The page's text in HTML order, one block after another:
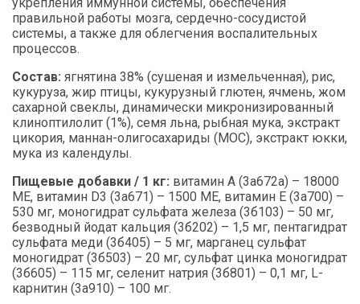
укрепления иммунной системы, обеспечения
правильной работы мозга, сердечно-сосудистой
системы, а также для облегчения воспалительных
процессов.
Состав: ягнятина 38% (сушеная и измельченная), рис,
кукуруза, жир птицы, кукурузный глютен, ячмень, жом
сахарной свеклы, динамически микронизированный
клиноптилолит (1%), семя льнa, рыбная мука, экстракт
цикория, маннан-олигосахариды (МОС), экстракт юкки,
мука из календулы.
Пищевые добавки / 1 кг: витамин A (3a672a) – 18000
ME, витамин D3 (3a671) – 1500 ME, витамин E (3a700) –
530 мг, моногидрат сульфата железа (3б103) – 50 мг,
безводный йодат кальция (3б202) – 1,5 мг, пентагидрат
сульфата меди (3б405) – 5 мг, марганец сульфат
моногидрат (3б503) – 20 мг, сульфат цинка моногидрат
(3б605) – 115 мг, селенит натрия (3б801) – 0,1 мг, L-
карнитин (3a910) – 100 мг.